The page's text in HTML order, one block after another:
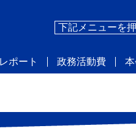
下記メニューを
ポート 政務活動費